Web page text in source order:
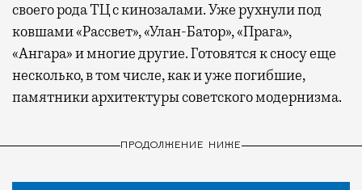
своего рода ТЦ с кинозалами. Уже рухнули под
ковшами «Рассвет», «Улан-Батор», «Прага»,
«Ангара» и многие другие. Готовятся к сносу еще
несколько, в том числе, как и уже погибшие,
памятники архитектуры советского модернизма.
ПРОДОЛЖЕНИЕ НИЖЕ